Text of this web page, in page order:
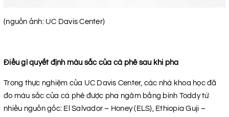
(nguồn ảnh: UC Davis Center)
Điều gì quyết định màu sắc của cà phê sau khi pha
Trong thực nghiệm của UC Davis Center, các nhà khoa học đã
đo màu sắc của cà phê được pha ngâm bằng bình Toddy từ
nhiều nguồn gốc: El Salvador – Honey (ELS), Ethiopia Guji –